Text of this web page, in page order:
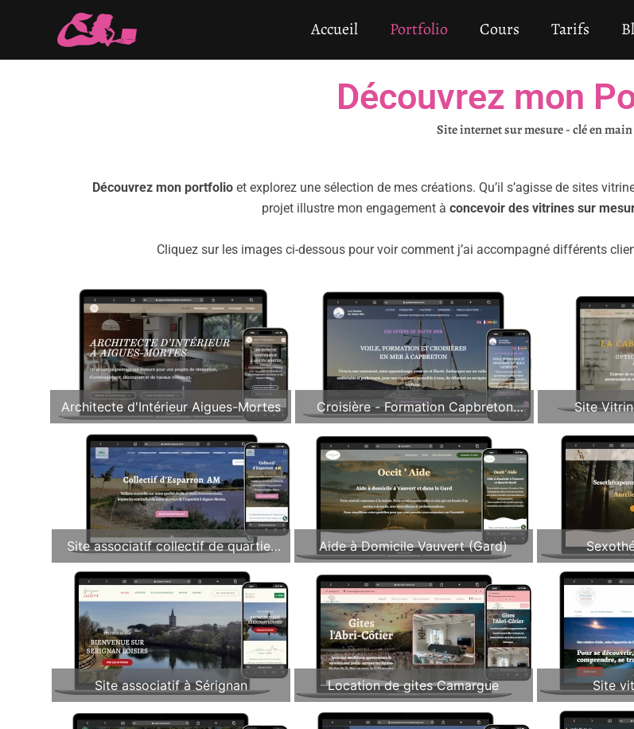
Accueil Portfolio Cours Tarifs
Découvrez mon
Site internet sur mesure - clé en main
Découvrez mon portfolioet explorez une sélection de mes créations. Qu’il s’agisse de sites
projet illustre mon engagement à concevoir des vitrines sur
Cliquez sur les images ci-dessous pour voir comment j’ai accompagné différents
Architecte d'Intérieur Aigues-Mortes
Croisière - Formation Capbreton
(40)
Site
Site associatif collectif de quartier
(30)
Aide à Domicile Vauvert (Gard)
Site associatif à Sérignan Location de gites Camargue Site